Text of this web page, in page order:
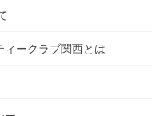
ィークラブ関西とは